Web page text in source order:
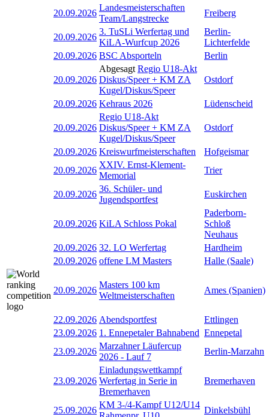
20.09.2026
Landesmeisterschaften
Team/Langstrecke
Freiberg
20.09.2026
3. TuSLi Werfertag und
KiLA-Wurfcup 2026
Berlin-
Lichterfelde
20.09.2026 BSC Absporteln Berlin
20.09.2026
Abgesagt Regio U18-Akt
Diskus/Speer + KM ZA
Kugel/Diskus/Speer
Ostdorf
20.09.2026 Kehraus 2026 Lüdenscheid
20.09.2026
Regio U18-Akt
Diskus/Speer + KM ZA
Kugel/Diskus/Speer
Ostdorf
20.09.2026 Kreiswurfmeisterschaften
Hofgeismar
20.09.2026
XXIV. Ernst-Klement-
Memorial
Trier
20.09.2026
36. Schüler- und
Jugendsportfest
Euskirchen
20.09.2026 KiLA Schloss Pokal
Paderborn-
Schloß
Neuhaus
20.09.2026 32. LO Werfertag
Hardheim
20.09.2026 offene LM Masters Halle (Saale)
20.09.2026
Masters 100 km
Weltmeisterschaften
Ames (Spanien)
22.09.2026 Abendsportfest
Ettlingen
23.09.2026 1. Ennepetaler Bahnabend Ennepetal
23.09.2026
Marzahner Läufercup
2026 - Lauf 7
Berlin-Marzahn
23.09.2026
Einladungswettkampf
Werfertag in Serie in
Bremerhaven
Bremerhaven
25.09.2026
KM 3-/4-Kampf U12/U14
Dinkelsbühl